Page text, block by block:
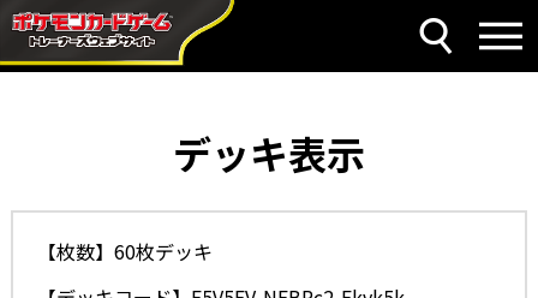
デッキ表示
【枚数】60枚デッキ